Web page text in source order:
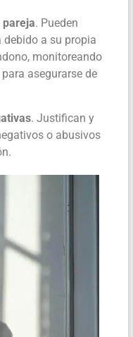
pareja. Pueden
a su propia
monitoreando
asegurarse de
. Justifican y
o abusivos